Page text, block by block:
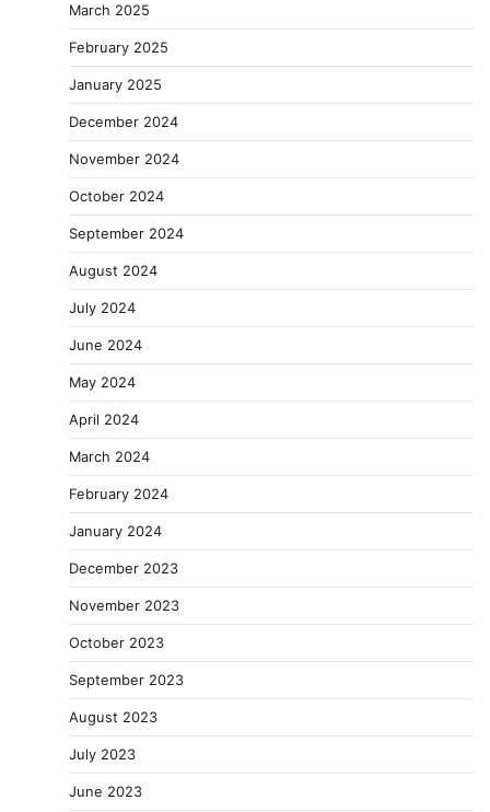
March 2025
February 2025
January 2025
December 2024
November 2024
October 2024
September 2024
August 2024
July 2024
June 2024
May 2024
April 2024
March 2024
February 2024
January 2024
December 2023
November 2023
October 2023
September 2023
August 2023
July 2023
June 2023